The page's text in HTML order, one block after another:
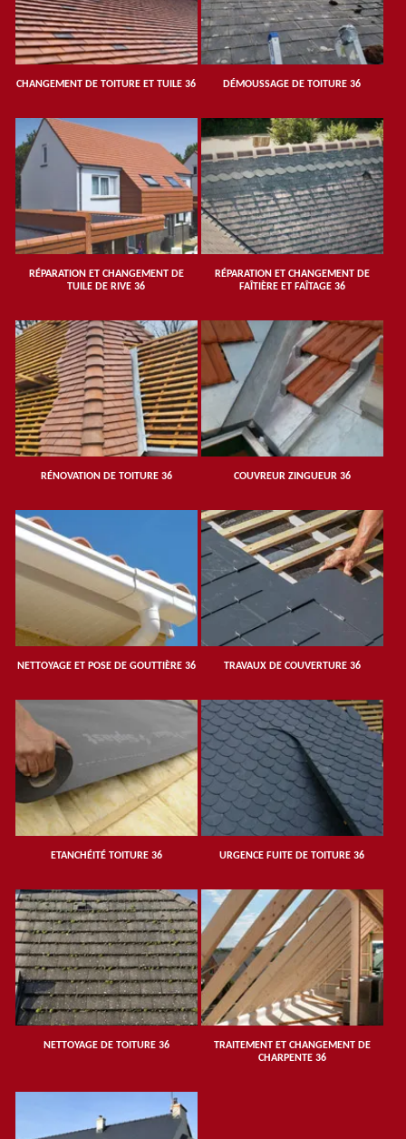
CHANGEMENT DE TOITURE ET TUILE 36 DÉMOUSSAGE DE TOITURE 36
RÉPARATION ET CHANGEMENT DE
TUILE DE RIVE 36
RÉPARATION ET CHANGEMENT DE
FAÎTIÈRE ET FAÎTAGE 36
RÉNOVATION DE TOITURE 36 COUVREUR ZINGUEUR 36
NETTOYAGE ET POSE DE GOUTTIÈRE 36 TRAVAUX DE COUVERTURE 36
ETANCHÉITÉ TOITURE 36 URGENCE FUITE DE TOITURE 36
NETTOYAGE DE TOITURE 36
TRAITEMENT ET CHANGEMENT DE
CHARPENTE 36